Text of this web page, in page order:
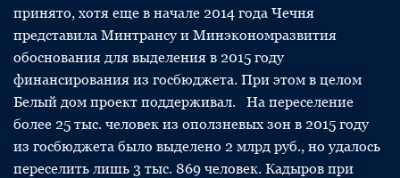
принято, хотя еще в начале 2014 года Чечня
представила Минтрансу и Минэкономразвития
обоснования для выделения в 2015 году
финансирования из госбюджета. При этом в целом
Белый дом проект поддерживал. На переселение
более 25 тыс. человек из оползневых зон в 2015 году
из госбюджета было выделено 2 млрд руб., но удалось
переселить лишь 3 тыс. 869 человек. Кадыров при